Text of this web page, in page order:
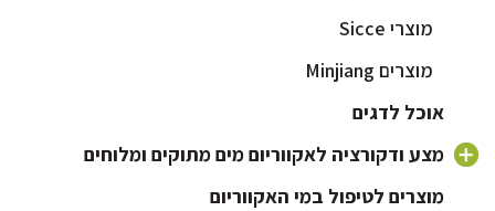
מוצרי Sicce
מוצרים Minjiang
אוכל לדגים
מצע ודקורציה לאקווריום מים מתוקים ומלוחים
חצץ לאקווריום
מוצרים לטיפול במי האקווריום